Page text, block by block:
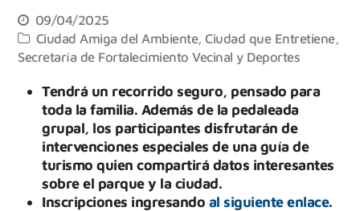
09/04/2025
Ciudad Amiga del Ambiente,Ciudad que Entretiene,
Secretaría de Fortalecimiento Vecinal y Deportes
Tendrá un recorrido seguro, pensado para
toda la familia. Además de la pedaleada
grupal, los participantes disfrutarán de
intervenciones especiales de una guía de
turismo quien compartirá datos interesantes
sobre el parque y la ciudad.
Inscripciones ingresando al siguiente enlace.